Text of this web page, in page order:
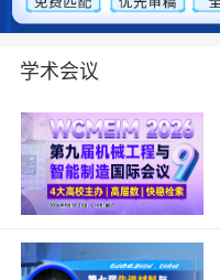
学术会议